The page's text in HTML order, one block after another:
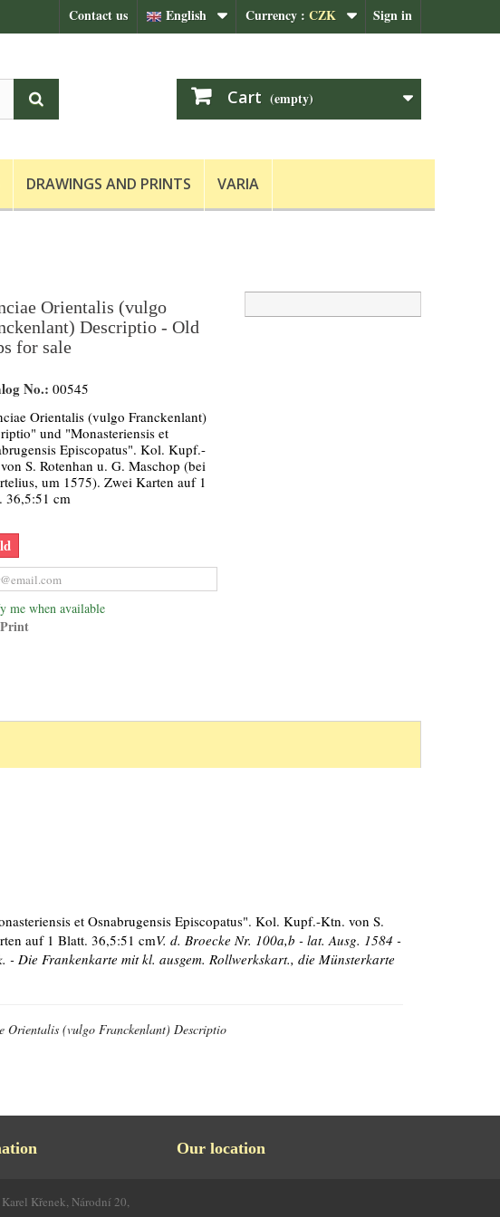
Sign in
Currency : CZK
English
Contact us
Cart (empty)
DRAWINGS AND PRINTS VARIA
Orientalis (vulgo
Descriptio - Old
for sale
No.: 00545
Orientalis (vulgo Franckenlant)
und "Monasteriensis et
Episcopatus". Kol. Kupf.-
S. Rotenhan u. G. Maschop (bei
um 1575). Zwei Karten auf 1
36,5:51 cm
me when available
Print
et Osnabrugensis Episcopatus". Kol. Kupf.-Ktn. von S.
auf 1 Blatt. 36,5:51 cmV. d. Broecke Nr. 100a,b - lat. Ausg. 1584 -
Die Frankenkarte mit kl. ausgem. Rollwerkskart., die Münsterkarte
Orientalis (vulgo Franckenlant) Descriptio
Křenek, Národní 20,
Our location